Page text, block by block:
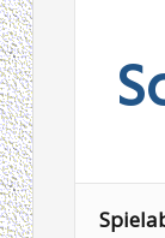
content